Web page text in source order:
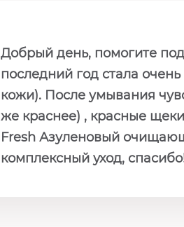
Добрый день, помогите
последний год стала
кожи). После умывания
же краснее) , красные
Fresh Азуленовый
комплексный уход,